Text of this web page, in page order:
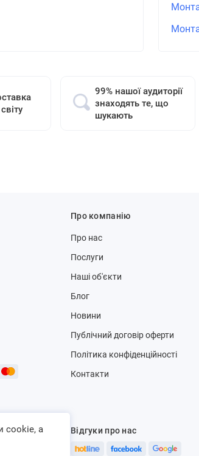
99% нашої аудиторії
знаходять те, що
шукають
Про компанію
Про нас
Послуги
Наші об'єкти
Блог
Новини
Публічний договір оферти
Політика конфіденційності
Контакти
Відгуки про нас
cookie, а